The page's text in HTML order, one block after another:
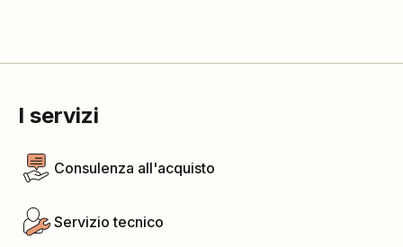
I servizi
Consulenza all'acquisto
Servizio tecnico